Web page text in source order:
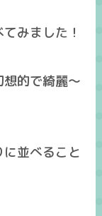
みました！
的で綺麗～
並べること